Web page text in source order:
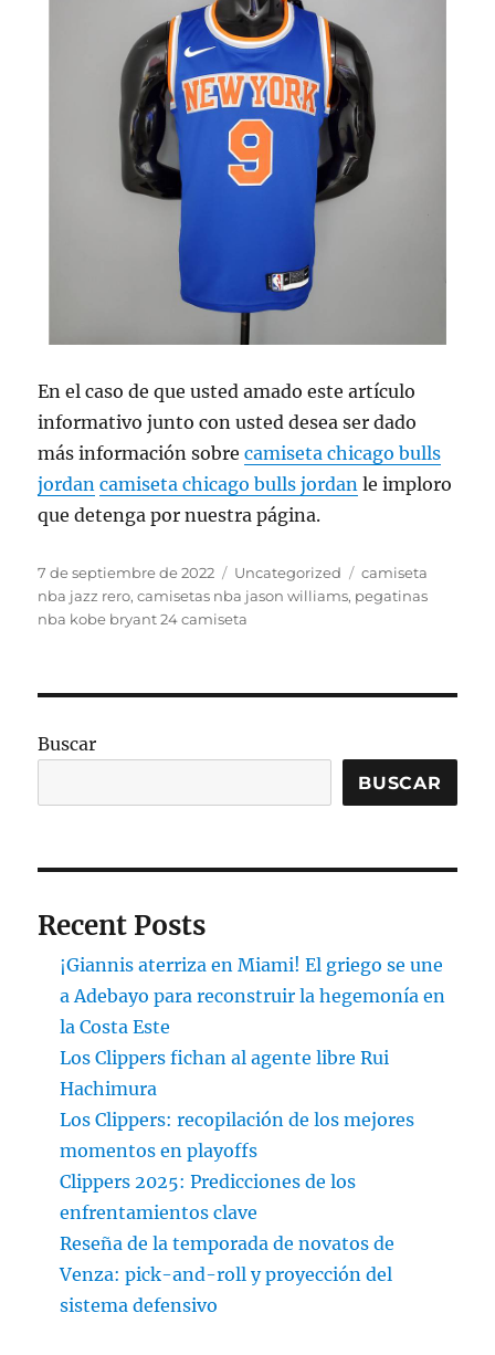
En el caso de que usted amado este artículo
informativo junto con usted desea ser dado
más información sobrecamiseta chicago bulls
jordan camiseta chicago bulls jordan le imploro
que detenga por nuestra página.
Publicado
el
7 de septiembre de 2022 Categorías
Uncategorized Etiquetas
camiseta
nba jazz rero,camisetas nba jason williams, pegatinas
nba kobe bryant 24 camiseta
Buscar
BUSCAR
Recent Posts
¡Giannis aterriza en Miami! El griego se une
a Adebayo para reconstruir la hegemonía en
la Costa Este
Los Clippers fichan al agente libre Rui
Hachimura
Los Clippers: recopilación de los mejores
momentos en playoffs
Clippers 2025: Predicciones de los
enfrentamientos clave
Reseña de la temporada de novatos de
Venza: pick-and-roll y proyección del
sistema defensivo